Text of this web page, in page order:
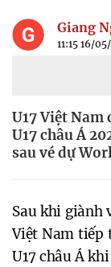
Giang
11:15 16/
U17 Việt
U17 châu Á
sau vé dự
Sau khi giành
Việt Nam tiếp
U17 châu Á